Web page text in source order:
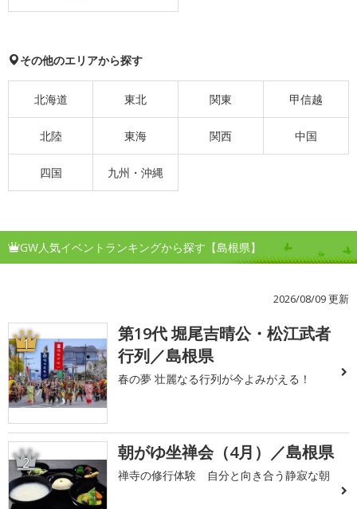
その他のエリアから探す
北海道 東北 関東 甲信越
北陸 東海 関西 中国
四国 九州・沖縄
GW人気イベントランキングから探す【島根県】
2026/08/09 更新
1
第19代 堀尾吉晴公・松江武者
行列／島根県
春の夢 壮麗なる行列が今よみがえる！
2 朝がゆ坐禅会（4月）／島根県
禅寺の修行体験 自分と向き合う静寂な朝